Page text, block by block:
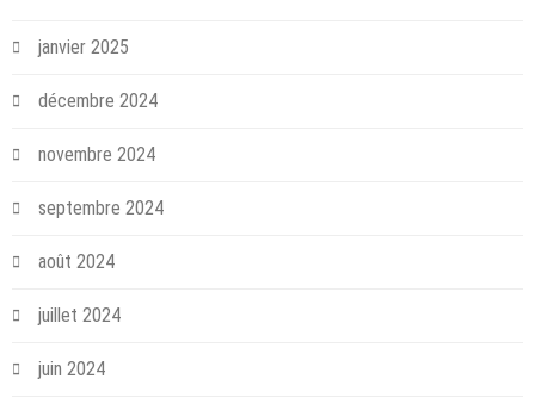
janvier 2025
décembre 2024
novembre 2024
septembre 2024
août 2024
juillet 2024
juin 2024